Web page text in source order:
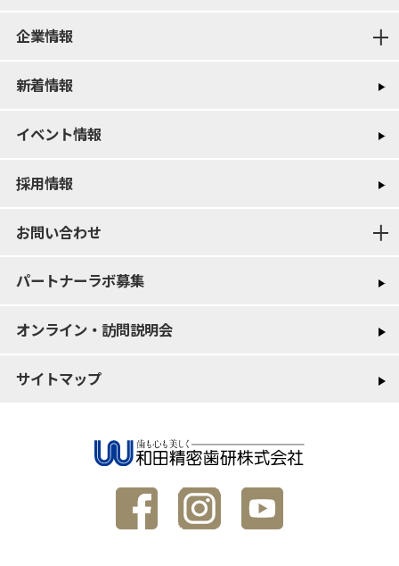
企業情報
新着情報
イベント情報
採用情報
お問い合わせ
パートナーラボ募集
オンライン・訪問説明会
サイトマップ